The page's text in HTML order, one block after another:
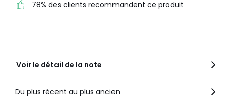
4 4
Voir le détail de la note
78% des clients recommandent ce produit
Du plus récent au plus ancien